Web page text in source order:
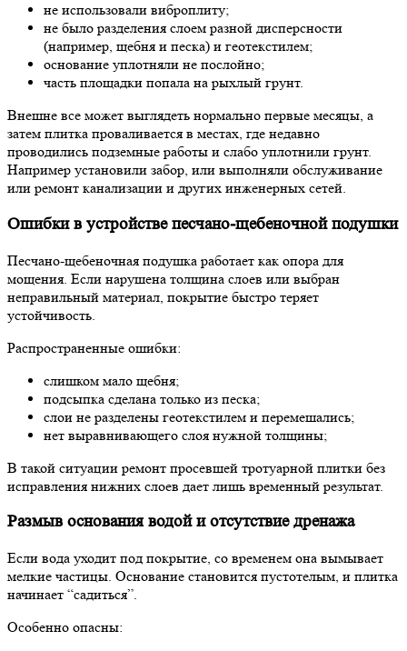
не использовали виброплиту;
не было разделения слоем разной дисперсности
(например, щебня и песка) и геотекстилем;
основание уплотняли не послойно;
часть площадки попала на рыхлый грунт.
Внешне все может выглядеть нормально первые месяцы, а
затем плитка проваливается в местах, где недавно
проводились подземные работы и слабо уплотнили грунт.
Например установили забор, или выполняли обслуживание
или ремонт канализации и других инженерных сетей.
Ошибки в устройстве песчано-щебеночной подушки
Песчано-щебеночная подушка работает как опора для
мощения. Если нарушена толщина слоев или выбран
неправильный материал, покрытие быстро теряет
устойчивость.
Распространенные ошибки:
слишком мало щебня;
подсыпка сделана только из песка;
слои не разделены геотекстилем и перемешались;
нет выравнивающего слоя нужной толщины;
В такой ситуации ремонт просевшей тротуарной плитки без
исправления нижних слоев дает лишь временный результат.
Размыв основания водой и отсутствие дренажа
Если вода уходит под покрытие, со временем она вымывает
мелкие частицы. Основание становится пустотелым, и плитка
начинает “садиться”.
Особенно опасны: